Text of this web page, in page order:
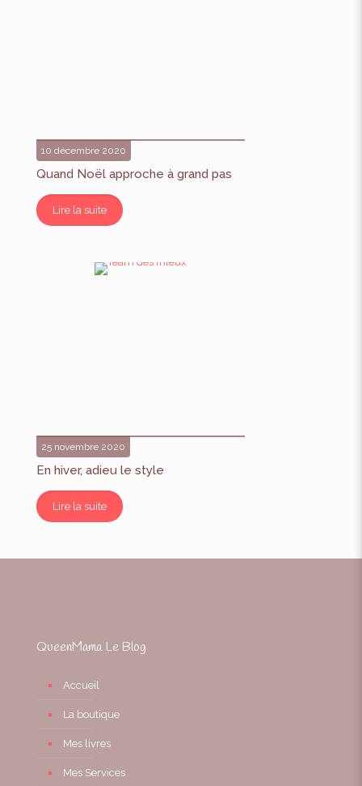
10 décembre 2020
Quand Noël approche à grand pas
Lire la suite
25 novembre 2020
En hiver, adieu le style
Lire la suite
QueenMama Le Blog
Accueil
La boutique
Mes livres
Mes Services